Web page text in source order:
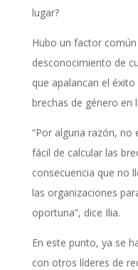
lugar?
Hubo un factor
desconocimiento de
que apalancan el
brechas de género en
“Por alguna razón, no
fácil de calcular las
consecuencia que no
las organizaciones
oportuna”, dice Ilia.
En este punto, ya se
con otros líderes de